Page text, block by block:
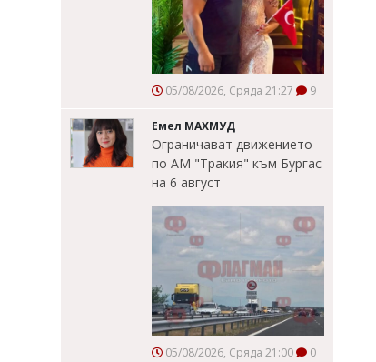
05/08/2026, Сряда 21:27 9
Емел МАХМУД
Ограничават движението
по АМ "Тракия" към Бургас
на 6 август
05/08/2026, Сряда 21:00 0